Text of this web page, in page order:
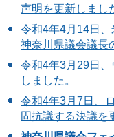
声明を更新しまし
令和4年4月14日
神奈川県議会議長
令和4年3月29日
しました。
令和4年3月7日、
固抗議する決議を